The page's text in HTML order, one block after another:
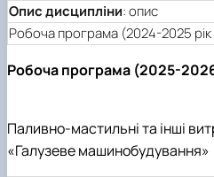
Опис дисципліни: опис
Робоча програма (2024-2025 рік
Робоча програма (2025-2026
Паливно-мастильні та інші
«Галузеве машинобудування»